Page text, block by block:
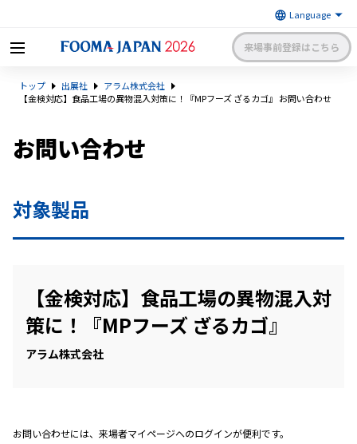
来場事前登録はこちら
級の食品製造総合展〜 | 一般社
団法人 日本食品機械工業会主催
トップ 出展社
アラム株式会社
【金検対応】食品工場の異物混入対策に！『MPフーズ ざるカゴ』 お問い合わせ
お問い合わせ
対象製品
【金検対応】食品工場の異物混入対
策に！『MPフーズ ざるカゴ』
アラム株式会社
お問い合わせには、来場者マイページへのログインが便利です。